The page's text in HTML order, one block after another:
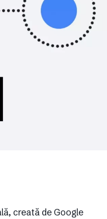
creată de Google